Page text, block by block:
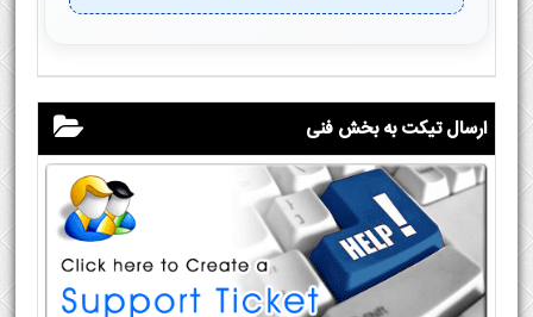
ارسال تیکت به بخش فنی